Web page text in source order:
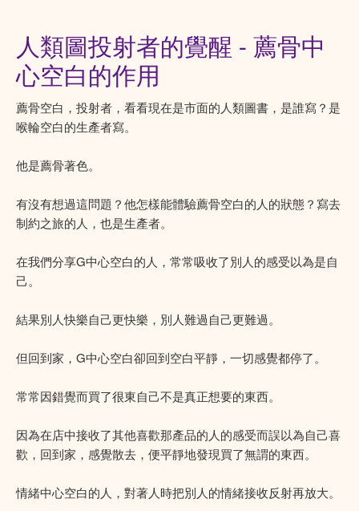
人類圖投射者的覺醒 - 薦骨中
心空白的作用
薦骨空白，投射者，看看現在是市面的人類圖書，是誰寫？是
喉輪空白的生產者寫。
他是薦骨著色。
有沒有想過這問題？他怎樣能體驗薦骨空白的人的狀態？寫去
制約之旅的人，也是生產者。
在我們分享G中心空白的人，常常吸收了別人的感受以為是自
己。
結果別人快樂自己更快樂，別人難過自己更難過。
但回到家，G中心空白卻回到空白平靜，一切感覺都停了。
常常因錯覺而買了很東自己不是真正想要的東西。
因為在店中接收了其他喜歡那產品的人的感受而誤以為自己喜
歡，回到家，感覺散去，便平靜地發現買了無謂的東西。
情緒中心空白的人，對著人時把別人的情緒接收反射再放大。